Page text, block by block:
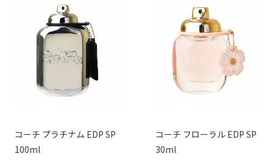
コーチ プラチナム EDP SP
100ml
コーチ フローラル EDP SP
30ml